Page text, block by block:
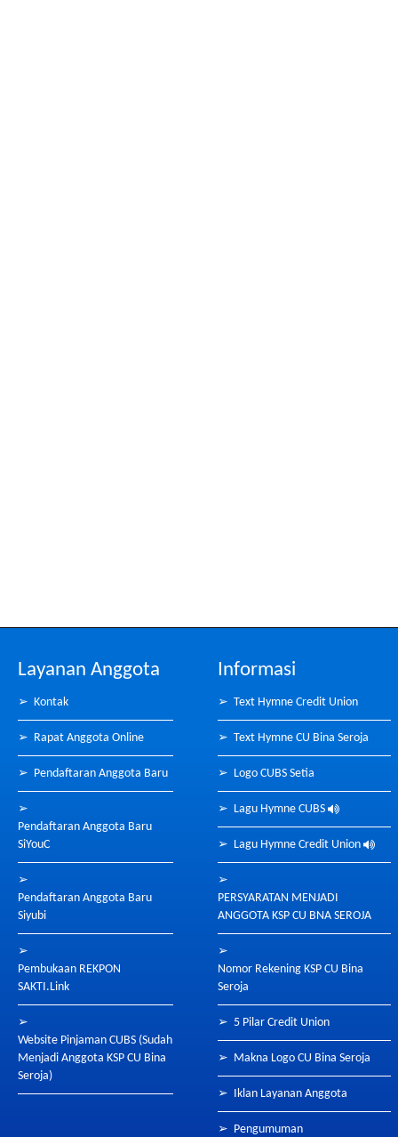
Layanan Anggota
➢ Kontak
➢ Rapat Anggota Online
➢ Pendaftaran Anggota Baru
➢
Pendaftaran Anggota Baru
SiYouC
➢
Pendaftaran Anggota Baru
Siyubi
➢
Pembukaan REKPON
SAKTI.Link
➢
Website Pinjaman CUBS (Sudah
Menjadi Anggota KSP CU Bina
Seroja)
Informasi
➢ Text Hymne Credit Union
➢ Text Hymne CU Bina Seroja
➢ Logo CUBS Setia
➢ Lagu Hymne CUBS
➢ Lagu Hymne Credit Union
➢
PERSYARATAN MENJADI
ANGGOTA KSP CU BNA SEROJA
➢
Nomor Rekening KSP CU Bina
Seroja
➢ 5 Pilar Credit Union
➢ Makna Logo CU Bina Seroja
➢ Iklan Layanan Anggota
➢ Pengumuman